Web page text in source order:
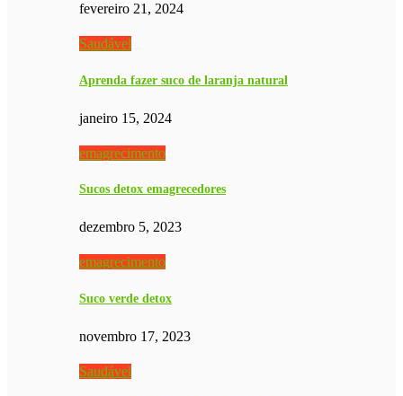
fevereiro 21, 2024
Saudável
Aprenda fazer suco de laranja natural
janeiro 15, 2024
emagrecimento
Sucos detox emagrecedores
dezembro 5, 2023
emagrecimento
Suco verde detox
novembro 17, 2023
Saudável